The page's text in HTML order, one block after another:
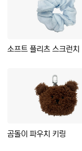
소프트 플리츠 스크런치
곰돌이 파우치 키링